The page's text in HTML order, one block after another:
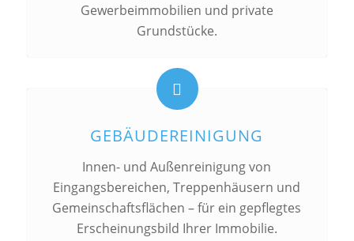
Gewerbeimmobilien und private
Grundstücke.
GEBÄUDEREINIGUNG
Innen- und Außenreinigung von
Eingangsbereichen, Treppenhäusern und
Gemeinschaftsflächen – für ein gepflegtes
Erscheinungsbild Ihrer Immobilie.